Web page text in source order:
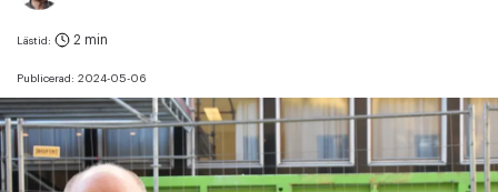
Publicerad: 2024-05-06
Lästid: 2 min